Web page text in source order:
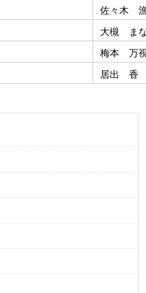
佐々木
大槻 ま
梅本 万
居出 香